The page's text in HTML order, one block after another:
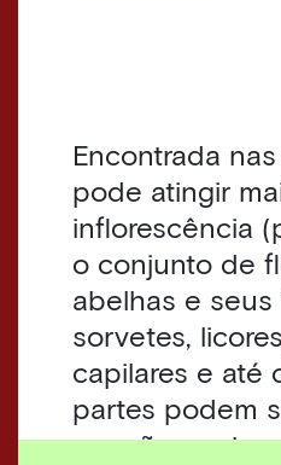
Encontrada
pode atingir
inflorescência
o conjunto de
abelhas e
sorvetes,
capilares e até
partes podem
mourões,